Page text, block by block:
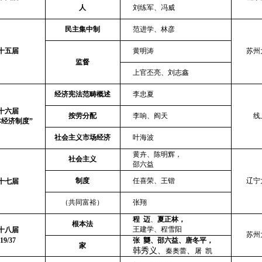
人
刘练军、 冯威
五届
民主集中制 范进学、 林彦
苏州
监督
黄明涛
上官丕亮、 刘志鑫
六届
济制度”
经济宪法范畴概述 李忠夏
线
按劳分配 李响、 阎天
社会主义市场经济 叶海波
七届
社会主义
黄卉、 陈明辉，
邵六益
辽宁
制度 任喜荣、 王锴
（共同富裕） 张翔
八届
19/37
根本法
程 迈、 夏正林，
王建学、程雪阳
苏州
家
张 龑、邵六益、唐冬平，
韩秀义 、 秦奥蕾、 屠 凯